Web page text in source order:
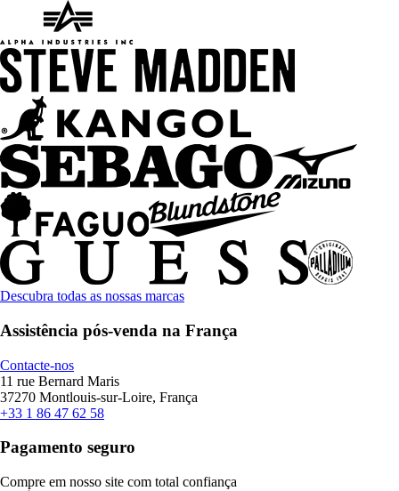
Descubra todas as nossas marcas
Assistência pós-venda na França
Contacte-nos
11 rue Bernard Maris
37270 Montlouis-sur-Loire, França
+33 1 86 47 62 58
Pagamento seguro
Compre em nosso site com total confiança